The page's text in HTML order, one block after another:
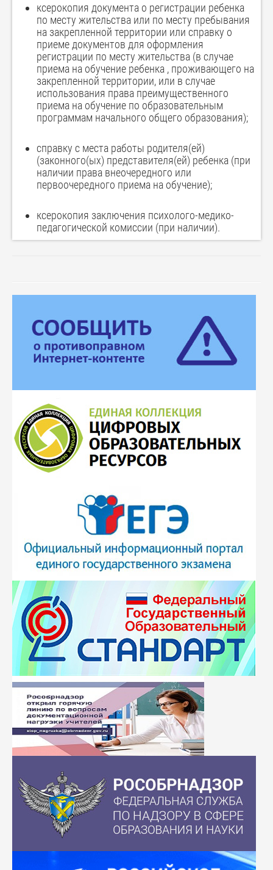
ксерокопия документа о регистрации ребенка
по месту жительства или по месту пребывания
на закрепленной территории или справку о
приеме документов для оформления
регистрации по месту жительства (в случае
приема на обучение ребенка , проживающего на
закрепленной территории, или в случае
использования права преимущественного
приема на обучение по образовательным
программам начального общего образования);
справку с места работы родителя(ей)
(законного(ых) представителя(ей) ребенка (при
наличии права внеочередного или
первоочередного приема на обучение);
ксерокопия заключения психолого-медико-
педагогической комиссии (при наличии).